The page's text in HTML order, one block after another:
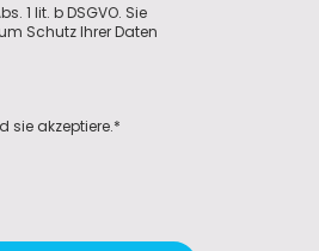
1 lit. b DSGVO. Sie
Schutz Ihrer Daten
sie akzeptiere.*